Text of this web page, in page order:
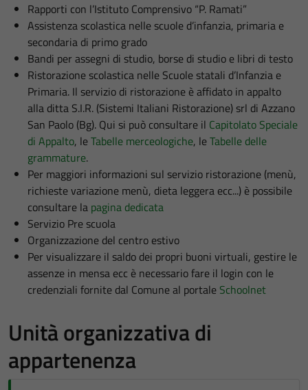
Rapporti con l’Istituto Comprensivo “P. Ramati”
Assistenza scolastica nelle scuole d’infanzia, primaria e
secondaria di primo grado
Bandi per assegni di studio, borse di studio e libri di testo
Ristorazione scolastica nelle Scuole statali d’Infanzia e
Primaria. Il servizio di ristorazione è affidato in appalto
alla ditta S.I.R. (Sistemi Italiani Ristorazione) srl di Azzano
San Paolo (Bg). Qui si può consultare il Capitolato Speciale
di Appalto, leTabelle merceologiche, leTabelle delle
grammature.
Per maggiori informazioni sul servizio ristorazione (menù,
richieste variazione menù, dieta leggera ecc...) è possibile
consultare la pagina dedicata
Servizio Pre scuola
Organizzazione del centro estivo
Per visualizzare il saldo dei propri buoni virtuali, gestire le
assenze in mensa ecc è necessario fare il login con le
credenziali fornite dal Comune al portale Schoolnet
Unità organizzativa di
appartenenza